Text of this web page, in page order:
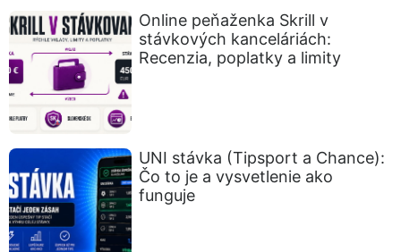
Online peňaženka Skrill v
stávkových kanceláriách:
Recenzia, poplatky a limity
UNI stávka (Tipsport a Chance):
Čo to je a vysvetlenie ako
funguje